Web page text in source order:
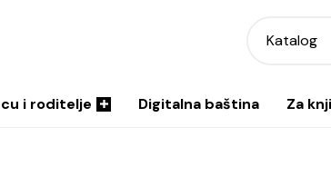
Katalog
i roditelje Digitalna baština Za